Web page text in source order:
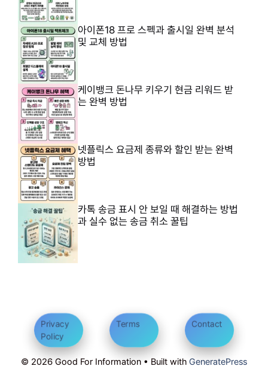
아이폰18 프로 스펙과 출시일 완벽 분석
및 교체 방법
케이뱅크 돈나무 키우기 현금 리워드 받
는 완벽 방법
넷플릭스 요금제 종류와 할인 받는 완벽
방법
카톡 송금 표시 안 보일 때 해결하는 방법
과 실수 없는 송금 취소 꿀팁
© 2026 Good For Information • Built with GeneratePress
Privacy
Policy
Terms Contact